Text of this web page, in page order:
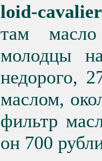
loid-cavalier
там
молодцы
недорого,
маслом,
фильтр
он 700